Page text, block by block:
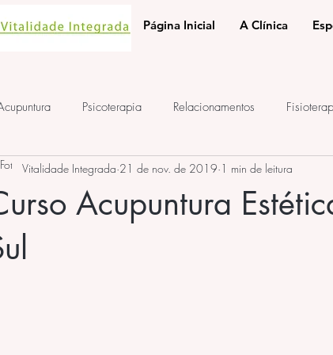
Página Inicial A Clínica
Psicoterapia Relacionamentos
ansiedade ponto de acupuntura terapia
Acupuntura
Vitalidade Integrada 21 de nov. de 2019 1 min de leitura